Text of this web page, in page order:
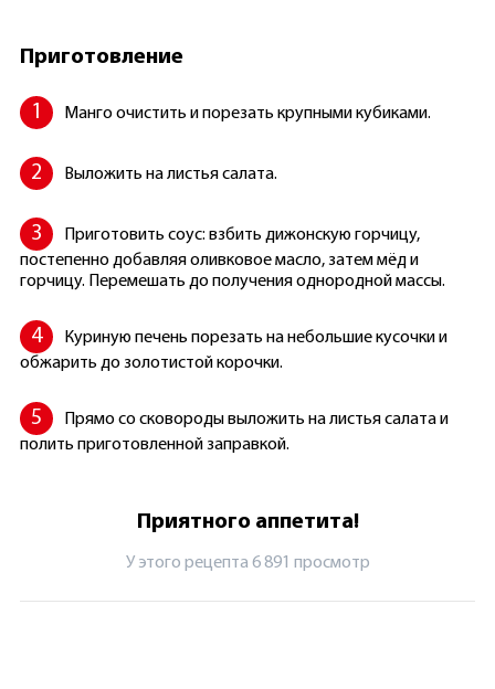
Приготовление
Манго очистить и порезать крупными кубиками.
Выложить на листья салата.
Приготовить соус: взбить дижонскую горчицу,
постепенно добавляя оливковое масло, затем мёд и
горчицу. Перемешать до получения однородной массы.
Куриную печень порезать на небольшие кусочки и
обжарить до золотистой корочки.
Прямо со сковороды выложить на листья салата и
полить приготовленной заправкой.
Приятного аппетита!
У этого рецепта 6 891 просмотр